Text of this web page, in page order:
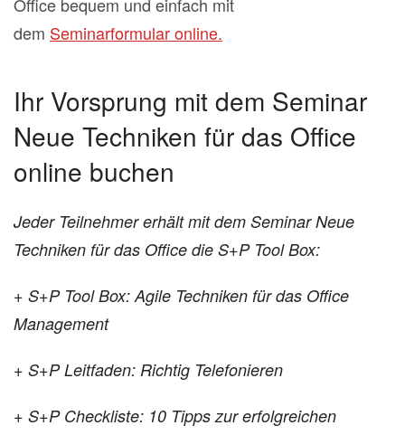
dem Seminarformular online.
Ihr Vorsprung mit dem Seminar
Neue Techniken für das Office
online buchen
Jeder Teilnehmer erhält mit dem Seminar Neue
Techniken für das Office die S+P Tool Box:
+ S+P Tool Box: Agile Techniken für das Office
Management
+ S+P Leitfaden: Richtig Telefonieren
+ S+P Checkliste: 10 Tipps zur erfolgreichen